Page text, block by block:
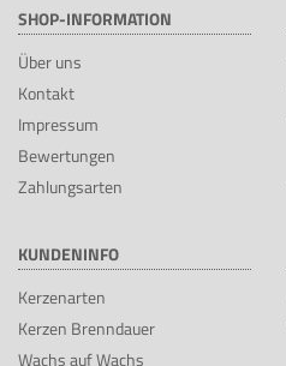
SHOP-INFORMATION
Über uns
Kontakt
Impressum
Bewertungen
Zahlungsarten
KUNDENINFO
Kerzenarten
Kerzen Brenndauer
Wachs auf Wachs